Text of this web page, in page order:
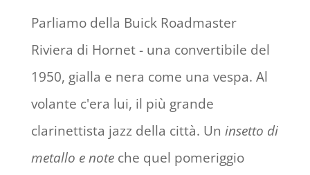
Parliamo della Buick Roadmaster
Riviera di Hornet - una convertibile del
1950, gialla e nera come una vespa. Al
volante c'era lui, il più grande
clarinettista jazz della città. Un insetto di
metallo e noteche quel pomeriggio